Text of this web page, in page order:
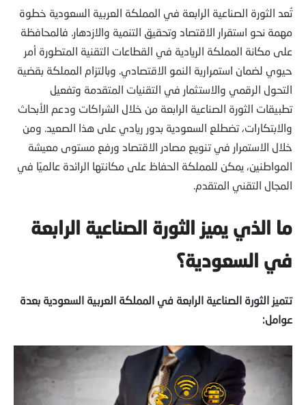
تُعد الثورة الصناعية الرابعة في المملكة العربية السعودية خطوة
مهمة نحو استقرار الاقتصاد وتحقيق التنمية والازدهار. فالمحافظة
على مكانة المملكة الريادية في القطاعات التقنية المتطورة أمر
حيوي لضمان استمرارية النمو الاقتصادي. وبالتزام المملكة بقضية
التحول الرقمي والاستثمار في التقنيات المتقدمة وتفعيل
تطبيقات الثورة الصناعية الرابعة من خلال الشراكات ودعم الأبحاث
والابتكارات، تضطلع السعودية بدور ريادي على هذا الصعيد. ومن
خلال الاستمرار في تنويع مصادر الاقتصاد ورفع مستوى معيشة
المواطنين، يمكن للمملكة الحفاظ على مكانتها الرائدة عالميًا في
المجال التقني المتقدم.
ما الذي يميز الثورة الصناعية الرابعة
في السعودية؟
تتميز الثورة الصناعية الرابعة في المملكة العربية السعودية بعدة
عوامل: